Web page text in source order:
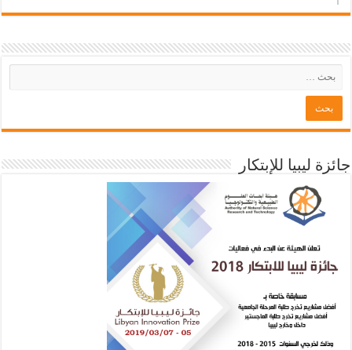
جائزة ليبيا للإبتكار